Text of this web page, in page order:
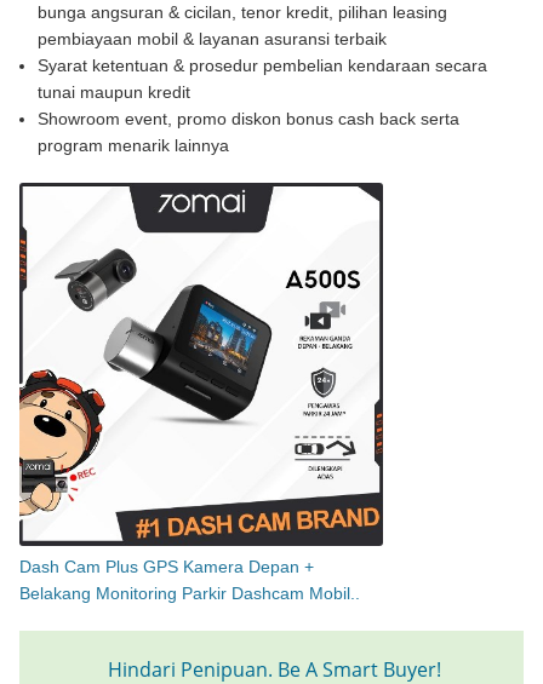
bunga angsuran & cicilan, tenor kredit, pilihan leasing
pembiayaan mobil & layanan asuransi terbaik
Syarat ketentuan & prosedur pembelian kendaraan secara
tunai maupun kredit
Showroom event, promo diskon bonus cash back serta
program menarik lainnya
Dash Cam Plus GPS Kamera Depan +
Belakang Monitoring Parkir Dashcam Mobil..
Hindari Penipuan. Be A Smart Buyer!